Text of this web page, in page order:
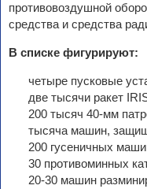
противовоздушной
средства и средства
В списке фигурируют:
четыре пусковые
две тысячи ракет
200 тысяч 40-мм
тысяча машин,
200 гусеничных
30 противоминных
20-30 машин